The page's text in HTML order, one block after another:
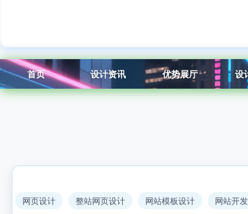
首页 设计资讯 优势展厅 设
网页设计 整站网页设计 网站模板设计 网站开发